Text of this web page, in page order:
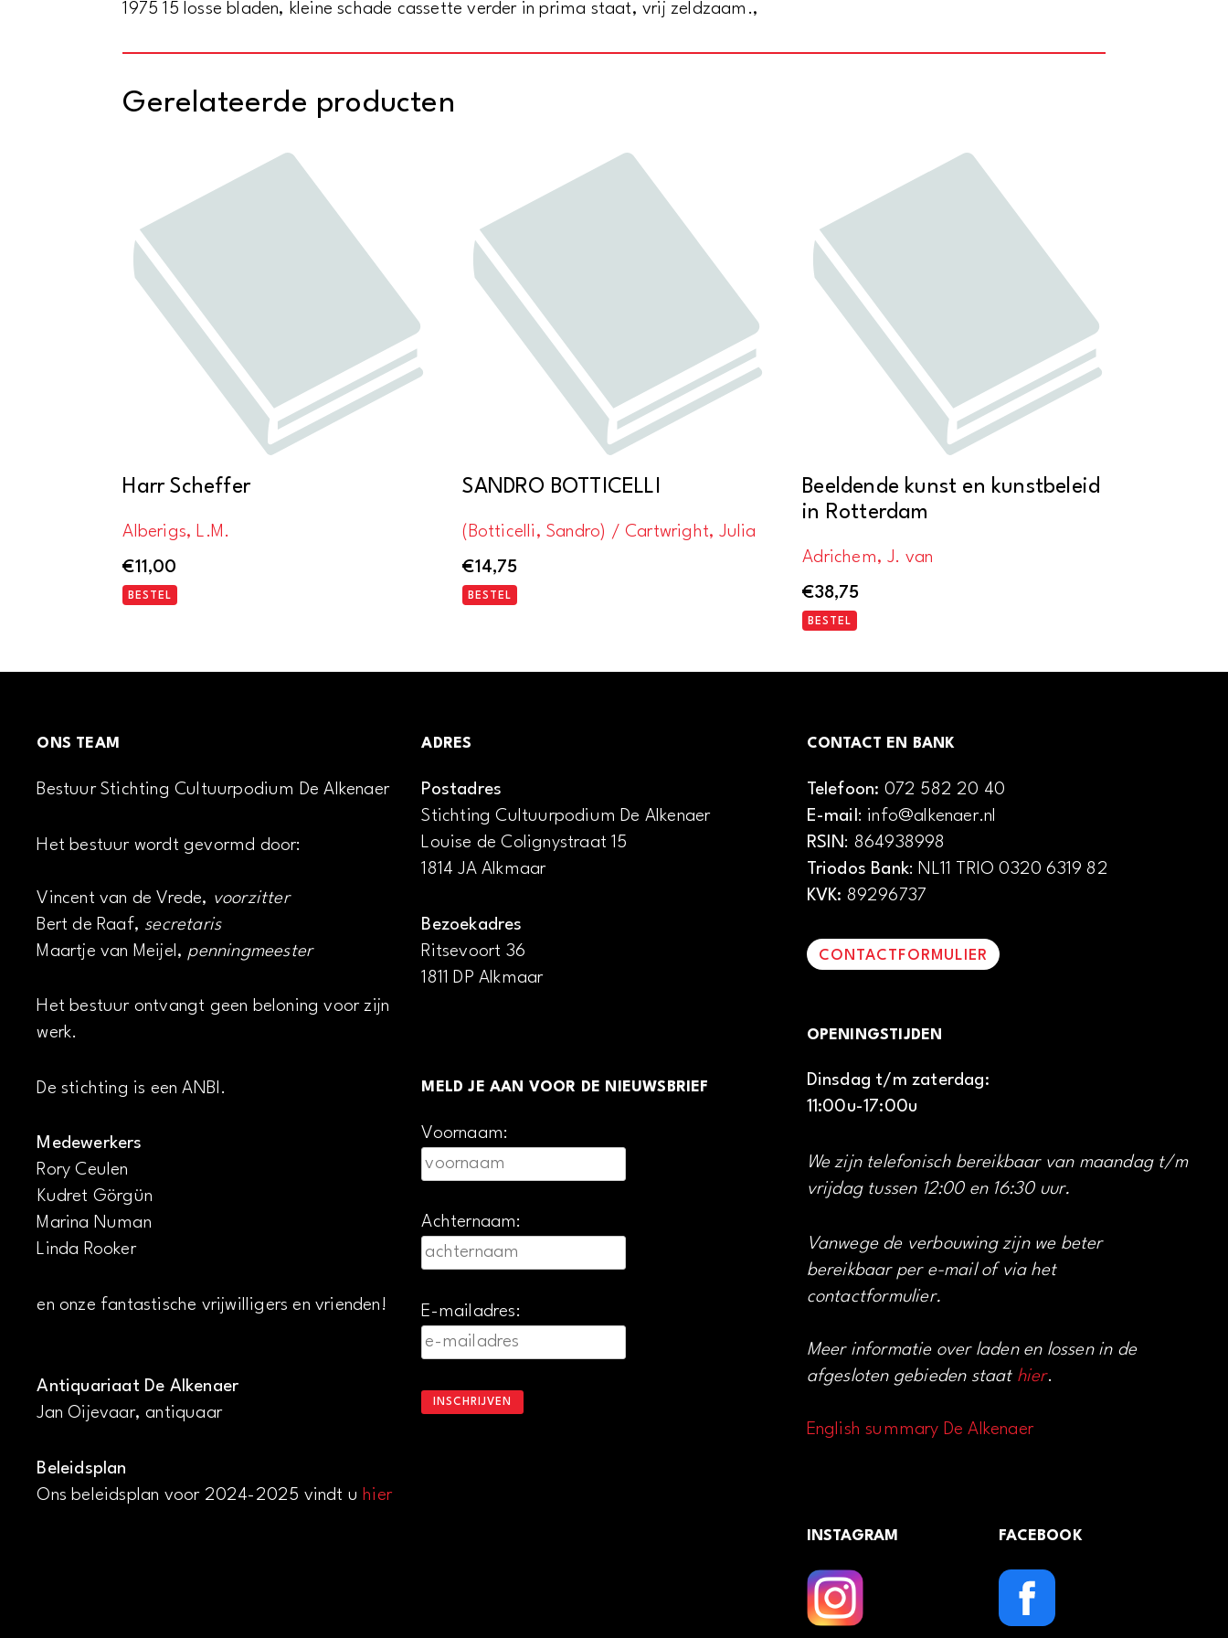
1975 15 losse bladen, kleine schade cassette verder in prima staat, vrij zeldzaam.,
Gerelateerde producten
Harr Scheffer
Alberigs, L.M.
€11,00
BESTEL
SANDRO BOTTICELLI
(Botticelli, Sandro) / Cartwright, Julia
€14,75
BESTEL
Beeldende kunst en kunstbeleid
in Rotterdam
Adrichem, J. van
€38,75
BESTEL
ONS TEAM
Bestuur Stichting Cultuurpodium De Alkenaer
Het bestuur wordt gevormd door:
Vincent van de Vrede, voorzitter
Bert de Raaf, secretaris
Maartje van Meijel, penningmeester
Het bestuur ontvangt geen beloning voor zijn
werk.
De stichting is een ANBI.
Medewerkers
Rory Ceulen
Kudret Görgün
Marina Numan
Linda Rooker
en onze fantastische vrijwilligers en vrienden!
Antiquariaat De Alkenaer
Jan Oijevaar, antiquaar
Beleidsplan
Ons beleidsplan voor 2024-2025 vindt u hier
ADRES
Postadres
Stichting Cultuurpodium De Alkenaer
Louise de Colignystraat 15
1814 JA Alkmaar
Bezoekadres
Ritsevoort 36
1811 DP Alkmaar
MELD JE AAN VOOR DE NIEUWSBRIEF
Voornaam:
Achternaam:
E-mailadres:
CONTACT EN BANK
Telefoon: 072 582 20 40
E-mail: info@alkenaer.nl
RSIN: 864938998
Triodos Bank: NL11 TRIO 0320 6319 82
KVK: 89296737
CONTACTFORMULIER
OPENINGSTIJDEN
Dinsdag t/m zaterdag:
11:00u-17:00u
We zijn telefonisch bereikbaar van maandag t/m
vrijdag tussen 12:00 en 16:30 uur.
Vanwege de verbouwing zijn we beter
bereikbaar per e-mail of via het
contactformulier.
Meer informatie over laden en lossen in de
afgesloten gebieden staat hier.
English summary De Alkenaer
INSTAGRAM FACEBOOK